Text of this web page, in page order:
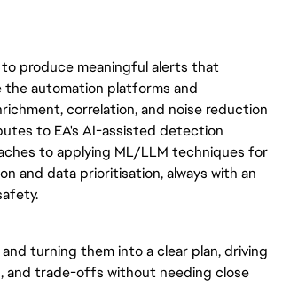
produce meaningful alerts that
the automation platforms and
correlation, and noise reduction
to EA's AI-assisted detection
to applying ML/LLM techniques for
and data prioritisation, always with an
turning them into a clear plan, driving
and trade-offs without needing close